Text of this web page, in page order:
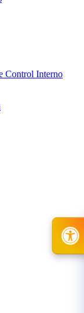
Control Interno